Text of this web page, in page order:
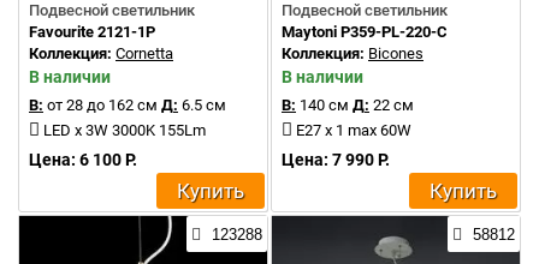
Подвесной светильник
Favourite 2121-1P
Коллекция: Cornetta
В наличии
В: от 28 до 162 см Д: 6.5 см
LED x 3W 3000K 155Lm
Цена: 6 100 Р.
Купить
Подвесной светильник
Maytoni P359-PL-220-C
Коллекция: Bicones
В наличии
В: 140 см Д: 22 см
E27 x 1 max 60W
Цена: 7 990 Р.
Купить
123288 58812